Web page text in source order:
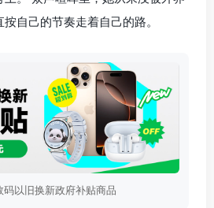
自己的节奏走着自己的路。
码以旧换新政府补贴商品